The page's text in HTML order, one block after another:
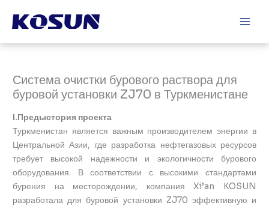
содержимому
Система очистки бурового раствора для
буровой установки ZJ70 в Туркменистане
I.Предыстория проекта
Туркменистан является важным производителем энергии в
Центральной Азии, где разработка нефтегазовых ресурсов
требует высокой надежности и экологичности бурового
оборудования. В соответствии с высокими стандартами
бурения на месторождении, компания Xi’an KOSUN
разработала для буровой установки ZJ70 эффективную и